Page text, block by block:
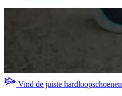
Vind de juiste hardloopschoenen